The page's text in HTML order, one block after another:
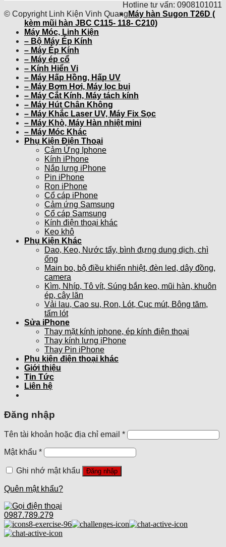
Hotline tư vấn: 0908101011
© Copyright Linh Kiện Vinh Quang Máy hàn Sugon T26D (
kèm mũi hàn JBC C115- 118- C210)
Máy Móc, Linh Kiện
– Bộ Máy Ép Kính
– Máy Ép Kính
– Máy ép cổ
– Kính Hiển Vi
– Máy Hấp Hồng, Hấp UV
– Máy Bơm Hơi, Máy lọc bụi
– Máy Cắt Kính, Máy tách kính
– Máy Hút Chân Không
– Máy Khắc Laser UV, Máy Fix Sọc
– Máy Khò, Máy Hàn nhiệt mini
– Máy Móc Khác
Phụ Kiện Điện Thoại
Cảm Ứng Iphone
Kính iPhone
Nắp lưng iPhone
Pin iPhone
Ron iPhone
Cổ cáp iPhone
Cảm ứng Samsung
Cổ cáp Samsung
Kính điện thoại khác
Keo khô
Phụ Kiện Khác
Dao, Keo, Nước tẩy, bình đựng dung dịch, chì
ống
Main bo, bộ điều khiển nhiệt, đèn led, dây đồng,
camera
Kìm, Nhíp, Tô vít, Súng bắn keo, mũi hàn, khuôn
ép, cây lăn
Vải lau, Cao su, Ron, Lót, Cục mút, Bông tăm,
tấm lót
Sửa iPhone
Thay mặt kính iphone, ép kính điện thoại
Thay kính lưng iPhone
Thay Pin iPhone
Phụ kiện điện thoại khác
Giới thiệu
Tin Tức
Liên hệ
Đăng nhập
Tên tài khoản hoặc địa chỉ email *
Mật khẩu *
Ghi nhớ mật khẩu Đăng nhập
Quên mật khẩu?
0987.789.279